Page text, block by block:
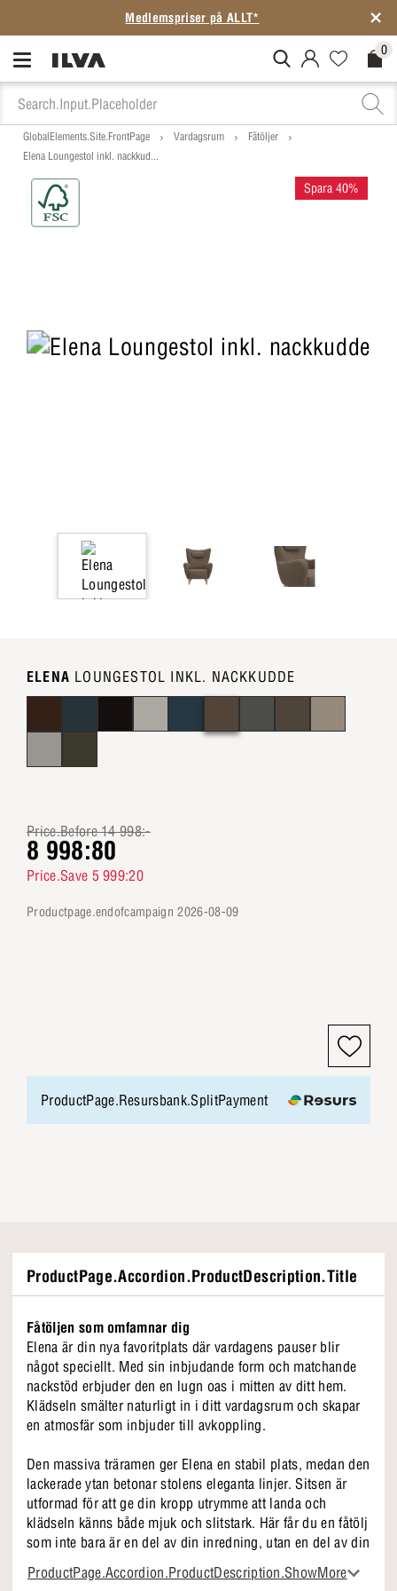
Medlemspriser på ALLT*
MitIlva.Login 0
GlobalElements.Site.FrontPage Vardagsrum
Fåtöljer
Elena Loungestol inkl. nackkud...
Spara 40%
ELENA LOUNGESTOL INKL. NACKKUDDE
Price.Before 14 998:-
8 998:80
Price.Save 5 999:20
productpage.endofcampaign 2026-08-09
ProductPage.Resursbank.SplitPayment
ProductPage.Accordion.ProductDescription.Title
Fåtöljen som omfamnar dig
Elena är din nya favoritplats där vardagens pauser blir
något speciellt. Med sin inbjudande form och matchande
nackstöd erbjuder den en lugn oas i mitten av ditt hem.
Klädseln smälter naturligt in i ditt vardagsrum och skapar
en atmosfär som inbjuder till avkoppling.
Den massiva träramen ger Elena en stabil plats, medan den
lackerade ytan betonar stolens eleganta linjer. Sitsen är
utformad för att ge din kropp utrymme att landa och
klädseln känns både mjuk och slitstark. Här får du en fåtölj
som inte bara är en del av din inredning, utan en del av din
ProductPage.Accordion.ProductDescription.ShowMore